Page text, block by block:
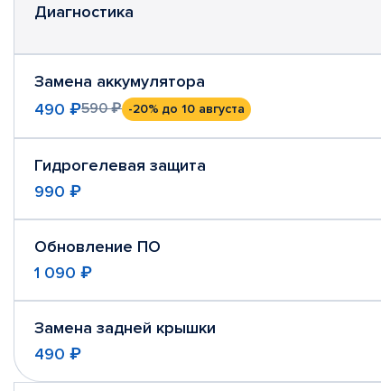
Диагностика
Замена аккумулятора
490 ₽590 ₽ -20% до 10 августа
Гидрогелевая защита
990 ₽
Обновление ПО
1 090 ₽
Замена задней крышки
490 ₽